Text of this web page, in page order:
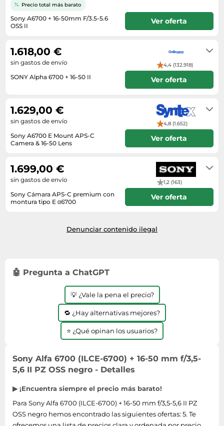
Tiendas de campaña
Zapatillas deportivas
Perfumes de mujer
Perfumes unisex
Placer y anticoncepción
Productos de higiene corporal
Productos para baño y ducha
Sets de belleza
Tensiómetros
Termómetros clínicos
Media
Monitores y pantallas ordenador
Máquinas de afeitar
Móviles
Placas de cocina
Radios
Secadoras
TV, vídeo y DVD
Telecomunicaciones
Playmobil
Vehículos a escala
Relojes
Relojes de pulsera
Tejer y crochet
Zapatos de invierno
Zapatos mujer
Sony A6700 + 16-50mm F/3.5-5.6
OSS II
Precio total más barato
Ver oferta
SONY Alpha 6700 + 16-50 II
4,4 (132.918)
1.618,00 €
sin gastos de envío
Ver oferta
Sony A6700 E Mount APS-C
Camera & 16-50 Lens
4,8 (1.652)
1.629,00 €
sin gastos de envío
Ver oferta
Sony Cámara APS-C premium con
montura tipo E α6700
1,2 (163)
1.699,00 €
sin gastos de envío
Ver oferta
Denunciar contenido ilegal
🤖 Pregunta a ChatGPT
💡 ¿Vale la pena el precio?
🔁 ¿Hay alternativas mejores?
⭐ ¿Qué opinan los usuarios?
Sony Alfa 6700 (ILCE-6700) + 16-50 mm f/3,5-
5,6 II PZ OSS negro - Detalles
▶ ¡Encuentra siempre el precio más barato!
Para Sony Alfa 6700 (ILCE-6700) + 16-50 mm f/3,5-5,6 II PZ
OSS negro hemos encontrado las siguientes ofertas: 5. Te